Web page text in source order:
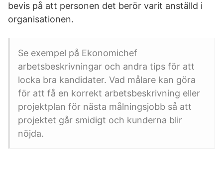
bevis på att personen det berör varit anställd i
organisationen.
Se exempel på Ekonomichef
arbetsbeskrivningar och andra tips för att
locka bra kandidater. Vad målare kan göra
för att få en korrekt arbetsbeskrivning eller
projektplan för nästa målningsjobb så att
projektet går smidigt och kunderna blir
nöjda.